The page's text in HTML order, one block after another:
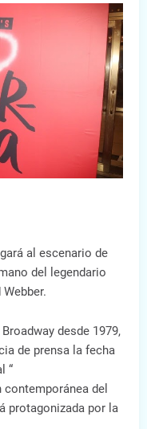
al escenario de
del legendario
desde 1979,
de prensa la fecha
“
del
protagonizada por la